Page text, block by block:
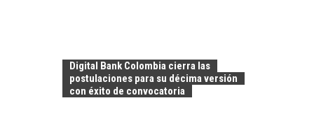
Digital Bank Colombia cierra las
postulaciones para su décima versión
con éxito de convocatoria
alternativas que
trascienden el
crédito…
LOS SERVICIOS
DIGITALES
EXPORTADOS DESDE